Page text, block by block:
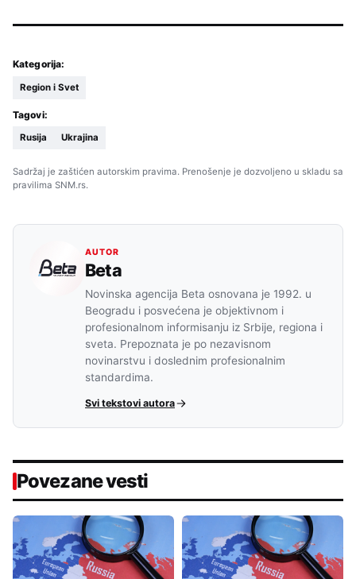
Kategorija:
Region i Svet
Tagovi:
Rusija Ukrajina
Sadržaj je zaštićen autorskim pravima. Prenošenje je dozvoljeno u skladu sa
pravilima SNM.rs.
AUTOR
Beta
Novinska agencija Beta osnovana je 1992. u
Beogradu i posvećena je objektivnom i
profesionalnom informisanju iz Srbije, regiona i
sveta. Prepoznata je po nezavisnom
novinarstvu i doslednim profesionalnim
standardima.
Svi tekstovi autora
Povezane vesti